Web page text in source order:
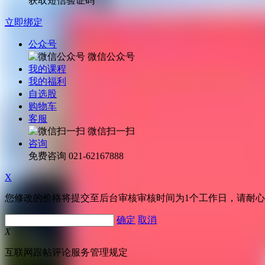
立即绑定
公众号
微信公众号
我的课程
我的福利
自选股
购物车
客服
微信扫一扫
咨询
免费咨询 021-62167888
X
您修改的价格将提交至后台审核审核时间为1个工作日，请耐
确定 取消
X
互联网跟帖评论服务管理规定